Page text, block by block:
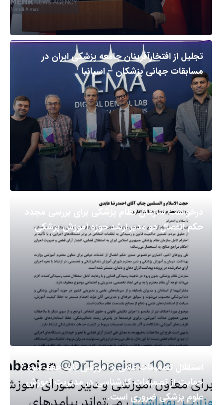
تجلیل از افتخارآفرینان جامعه پزشکی ایران در
مسابقات جهانی پزشکان – اسپانیا
درخواست سازمان نظام پزشکی برای بررسی مجدد
حکم انفصال دو مدیر ارشد حوزه آموزش پزشکی
استقلال تصمیمات علمی و آموزشی باید حفظ شود /
حمایت از تصمیمات کارشناسی در مدیریت آموزش
علوم پزشکی ضروری است.